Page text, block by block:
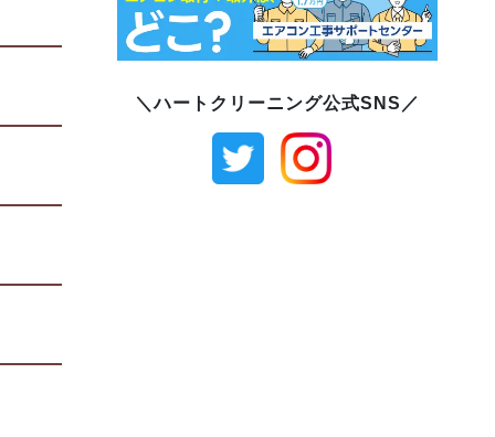
＼ハートクリーニング公式SNS／